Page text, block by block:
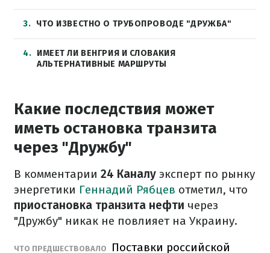
3 ЧТО ИЗВЕСТНО О ТРУБОПРОВОДЕ "ДРУЖБА"
4
ИМЕЕТ ЛИ ВЕНГРИЯ И СЛОВАКИЯ
АЛЬТЕРНАТИВНЫЕ МАРШРУТЫ
Какие последствия может
иметь остановка транзита
через "Дружбу"
В комментарии 24 Каналу эксперт по рынку
энергетики Геннадий Рябцев отметил, что
приостановка транзита нефти через
"Дружбу" никак не повлияет на Украину.
ЧТО ПРЕДШЕСТВОВАЛО
Поставки российской